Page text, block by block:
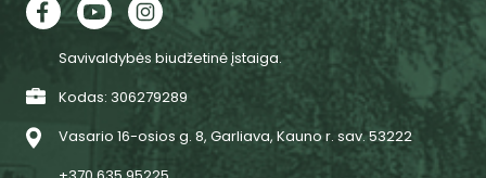
Savivaldybės biudžetinė įstaiga.
Kodas: 306279289
Vasario 16-osios g. 8, Garliava, Kauno r. sav. 53222